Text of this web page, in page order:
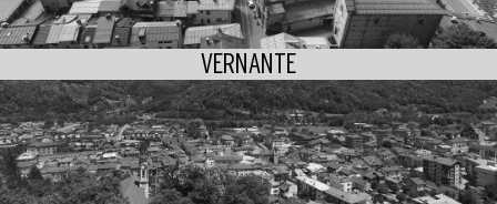
VERNANTE